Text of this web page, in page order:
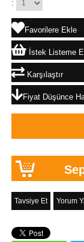
:
Favorilere Ekle
İstek Listeme
Karşılaştır
Fiyat Düşünce
Tavsiye Et Yorum